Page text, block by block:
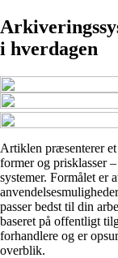
i hverdagen
Artiklen præsenterer
former og prisklasser
systemer. Formålet er
passer bedst til din
baseret på offentligt
forhandlere og er
overblik.